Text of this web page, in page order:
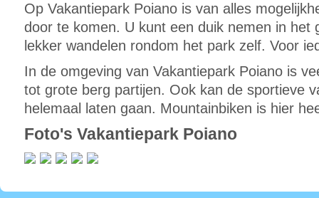
Op Vakantiepark Poiano is van alles
door te komen. U kunt een duik nemen in het
lekker wandelen rondom het park zelf. Voor
In de omgeving van Vakantiepark Poiano is
tot grote berg partijen. Ook kan de sportieve
helemaal laten gaan. Mountainbiken is hier
Foto's Vakantiepark Poiano